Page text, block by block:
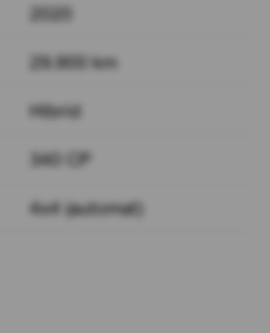
2020
29.900 km
Hibrid
340 CP
4x4 (automat)